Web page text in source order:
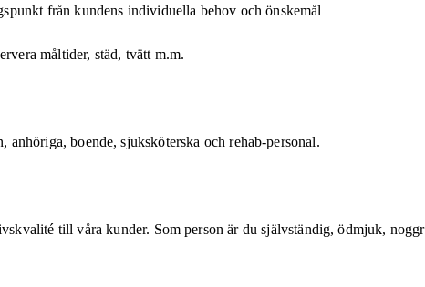
från kundens individuella behov och önskemål
måltider, städ, tvätt m.m.
anhöriga, boende, sjuksköterska och rehab-personal.
till våra kunder. Som person är du självständig, ödmjuk,